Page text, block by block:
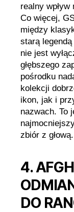
realny
Co więcej,
między
starą
nie jest
głębszego
pośrodku
kolekcji
ikon, jak i
nazwach. To
zbiór z głową.
4.
DO